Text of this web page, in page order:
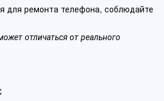
для ремонта телефона, соблюдайте
отличаться от реального